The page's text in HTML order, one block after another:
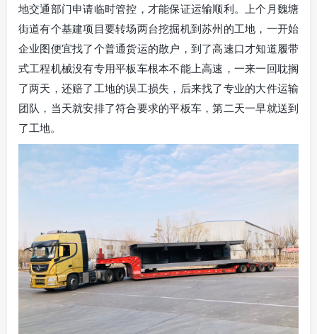
地交通部门申请临时管控，才能保证运输顺利。上个月魏塘
街道有个基建项目要转场两台挖掘机到苏州的工地，一开始
企业图便宜找了个普通货运的散户，到了高速口才知道履带
式工程机械没有专用平板车根本不能上高速，一来一回耽搁
了两天，还赔了工地的误工损失，后来找了专业的大件运输
团队，当天就安排了符合要求的平板车，第二天一早就送到
了工地。